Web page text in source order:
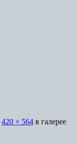
420 × 564 в галерее